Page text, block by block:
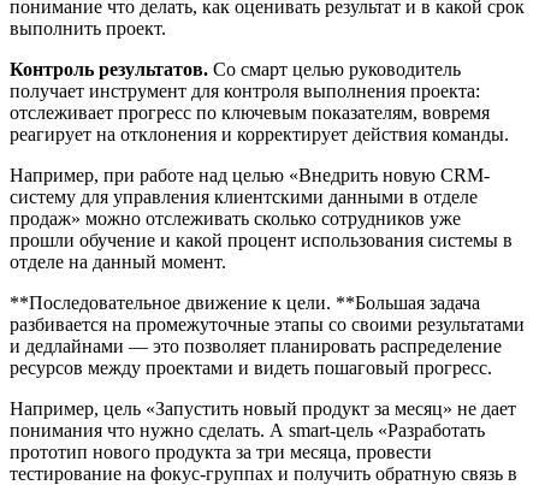
понимание что делать, как оценивать результат и в какой срок
выполнить проект.
Контроль результатов. Со смарт целью руководитель
получает инструмент для контроля выполнения проекта:
отслеживает прогресс по ключевым показателям, вовремя
реагирует на отклонения и корректирует действия команды.
Например, при работе над целью «Внедрить новую CRM-
систему для управления клиентскими данными в отделе
продаж» можно отслеживать сколько сотрудников уже
прошли обучение и какой процент использования системы в
отделе на данный момент.
**Последовательное движение к цели. **Большая задача
разбивается на промежуточные этапы со своими результатами
и дедлайнами — это позволяет планировать распределение
ресурсов между проектами и видеть пошаговый прогресс.
Например, цель «Запустить новый продукт за месяц» не дает
понимания что нужно сделать. А smart-цель «Разработать
прототип нового продукта за три месяца, провести
тестирование на фокус-группах и получить обратную связь в